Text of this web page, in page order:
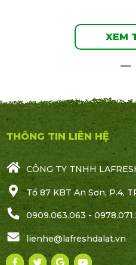
XEM
THÔNG TIN LIÊN HỆ
CÔNG TY TNHH
Tổ 87 KBT An Sơn, P.4,
0909.063.063 -
lienhe@lafreshdalat.vn